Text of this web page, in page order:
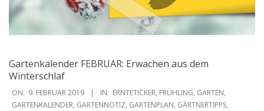
Gartenkalender FEBRUAR: Erwachen aus dem
Winterschlaf
2019-
02-
ON: 9. FEBRUAR 2019 IN: ERNTETICKER, FRÜHLING, GARTEN,
GARTENKALENDER, GARTENNOTIZ, GARTENPLAN, GÄRTNERTIPPS,